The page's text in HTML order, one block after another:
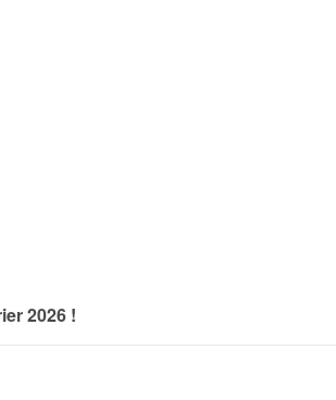
2026 !